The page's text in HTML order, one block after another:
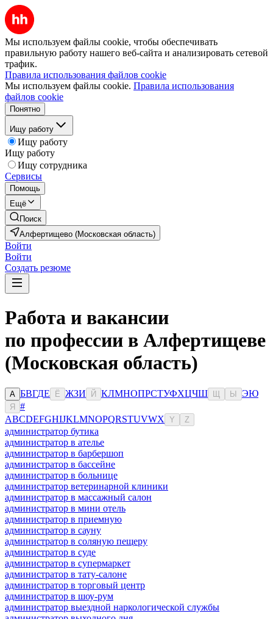
Мы используем файлы cookie, чтобы обеспечивать
правильную работу нашего веб-сайта и анализировать сетевой
трафик.
Правила использования файлов cookie
Мы используем файлы cookie. Правила использования
файлов cookie
Понятно
Ищу работу
Ищу работу
Ищу работу
Ищу сотрудника
Сервисы
Помощь
Ещё
Поиск
Алфертищево (Московская область)
Войти
Войти
Создать резюме
Работа и вакансии
по профессии в Алфертищеве
(Московская область)
А БВГДЕ Ё ЖЗИ Й КЛМНОПРСТУФХЦЧШ Ы ЭЮ
Я
#
ABCDEFGHIJKLMNOPQRSTUVWX Y Z
администратор бутика
администратор в ателье
администратор в барбершоп
администратор в бассейне
администратор в больнице
администратор ветеринарной клиники
администратор в массажный салон
администратор в мини отель
администратор в приемную
администратор в сауну
администратор в соляную пещеру
администратор в суде
администратор в супермаркет
администратор в тату-салоне
администратор в торговый центр
администратор в шоу-рум
администратор выездной наркологической службы